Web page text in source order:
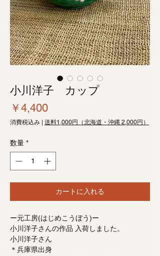
小川洋子 カップ
￥4,400価
格
消費税込み 送料1,000円（北海道・沖縄 2,000円）
数量 *
カートに入れる
ー元工房(はじめこうぼう)ー
小川洋子さんの作品 入荷しました。
小川洋子さん
＊兵庫県出身